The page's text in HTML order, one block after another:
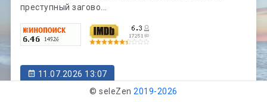
преступный загово...
11.07.2026 13:07
109 2075 7.04 Gb
© seleZen2019-2026